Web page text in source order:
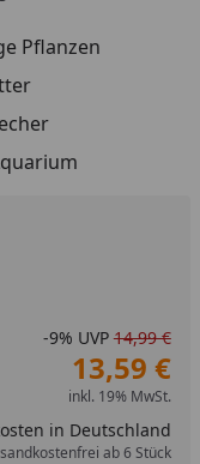
Pflanzen
eingeben
um eins erhöhen
-9% UVP 14,99 €
13,59 €
inkl. 19% MwSt.
in Deutschland
ab 6 Stück